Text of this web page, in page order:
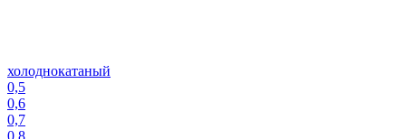
холоднокатаный
0,5
0,6
0,7
0,8